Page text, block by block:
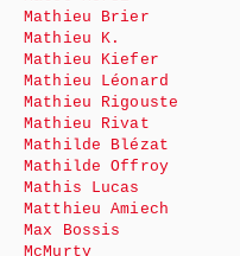
Mathieu Brier
Mathieu K.
Mathieu Kiefer
Mathieu Léonard
Mathieu Rigouste
Mathieu Rivat
Mathilde Blézat
Mathilde Offroy
Mathis Lucas
Matthieu Amiech
Max Bossis
McMurty